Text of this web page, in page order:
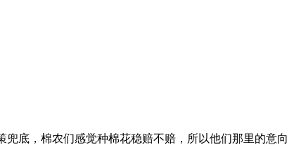
底，棉农们感觉种棉花稳赔不赔，所以他们那里的意向